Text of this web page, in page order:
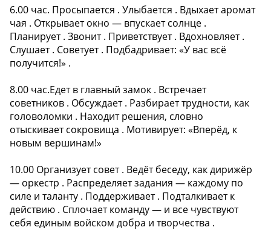
6.00 час. Просыпается . Улыбается . Вдыхает аромат
чая . Открывает окно — впускает солнце .
Планирует . Звонит . Приветствует . Вдохновляет .
Слушает . Советует . Подбадривает: «У вас всё
получится!» .
8.00 час.Едет в главный замок . Встречает
советников . Обсуждает . Разбирает трудности, как
головоломки . Находит решения, словно
отыскивает сокровища . Мотивирует: «Вперёд, к
новым вершинам!»
10.00 Организует совет . Ведёт беседу, как дирижёр
— оркестр . Распределяет задания — каждому по
силе и таланту . Поддерживает . Подталкивает к
действию . Сплочает команду — и все чувствуют
себя единым войском добра и творчества .